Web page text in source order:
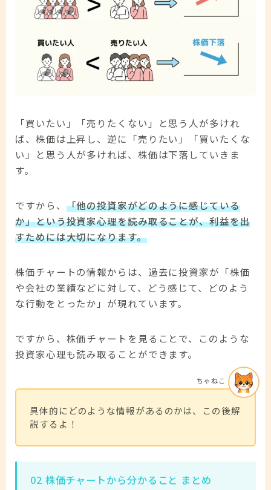
「買いたい」「売りたくない」と思う人が多けれ
ば、株価は上昇し、逆に「売りたい」「買いたくな
い」と思う人が多ければ、株価は下落していきま
す。
ですから、 「他の投資家がどのように感じている
か」という投資家心理を読み取ることが、利益を出
すためには大切になります。
株価チャートの情報からは、過去に投資家が「株価
や会社の業績などに対して、どう感じて、どのよう
な行動をとったか」が現れています。
ですから、株価チャートを見ることで、このような
投資家心理も読み取ることができます。
具体的にどのような情報があるのかは、この後解
説するよ！
ちゃねこ
02 株価チャートから分かること まとめ